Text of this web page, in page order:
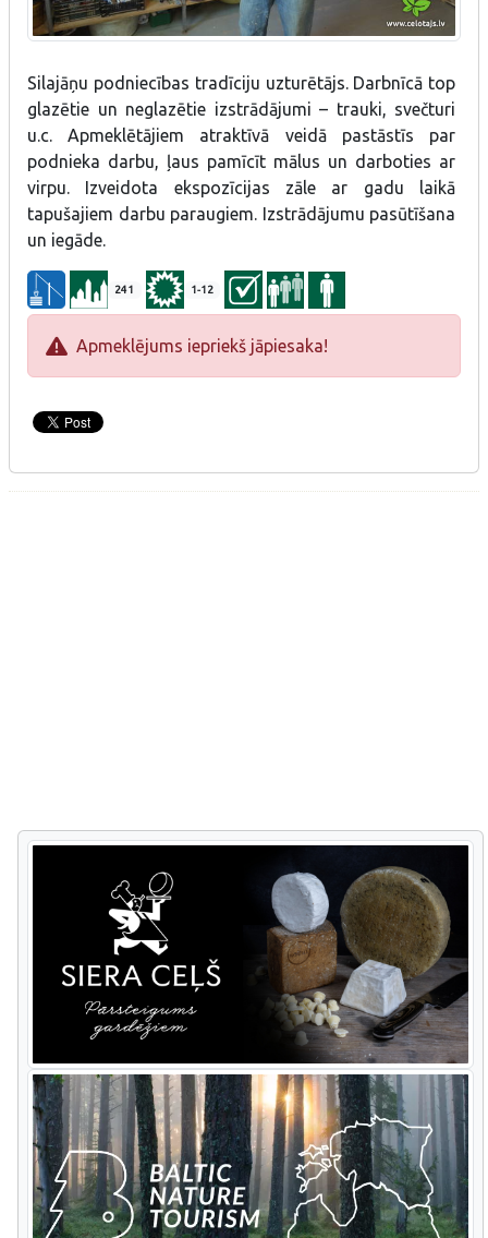
Silajāņu podniecības tradīciju uzturētājs. Darbnīcā top
glazētie un neglazētie izstrādājumi – trauki, svečturi
u.c. Apmeklētājiem atraktīvā veidā pastāstīs par
podnieka darbu, ļaus pamīcīt mālus un darboties ar
virpu. Izveidota ekspozīcijas zāle ar gadu laikā
tapušajiem darbu paraugiem. Izstrādājumu pasūtīšana
un iegāde.
241 1-12
Apmeklējums iepriekš jāpiesaka!